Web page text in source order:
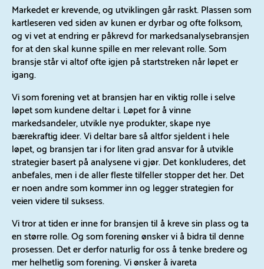
Markedet er krevende, og utviklingen går raskt. Plassen som
kartleseren ved siden av kunen er dyrbar og ofte folksom,
og vi vet at endring er påkrevd for markedsanalysebransjen
for at den skal kunne spille en mer relevant rolle. Som
bransje står vi altof ofte igjen på startstreken når løpet er
igang.
Vi som forening vet at bransjen har en viktig rolle i selve
løpet som kundene deltar i. Løpet for å vinne
markedsandeler, utvikle nye produkter, skape nye
bærekraftig ideer. Vi deltar bare så altfor sjeldent i hele
løpet, og bransjen tar i for liten grad ansvar for å utvikle
strategier basert på analysene vi gjør. Det konkluderes, det
anbefales, men i de aller fleste tilfeller stopper det her. Det
er noen andre som kommer inn og legger strategien for
veien videre til suksess.
Vi tror at tiden er inne for bransjen til å kreve sin plass og ta
en større rolle. Og som forening ønsker vi å bidra til denne
prosessen. Det er derfor naturlig for oss å tenke bredere og
mer helhetlig som forening. Vi ønsker å ivareta